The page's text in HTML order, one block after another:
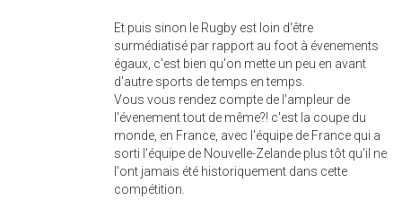
Et puis sinon le Rugby est loin d'être
surmédiatisé par rapport au foot à évenements
égaux, c'est bien qu'on mette un peu en avant
d'autre sports de temps en temps.
Vous vous rendez compte de l'ampleur de
l'évenement tout de même?! c'est la coupe du
monde, en France, avec l'équipe de France qui a
sorti l'équipe de Nouvelle-Zelande plus tôt qu'il ne
l'ont jamais été historiquement dans cette
compétition.